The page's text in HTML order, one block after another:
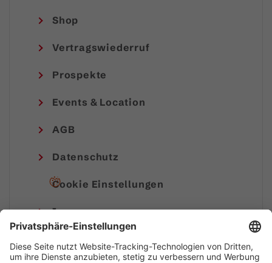
Shop
Vertragswiederruf
Prospekte
Events & Location
AGB
Datenschutz
Cookie Einstellungen
Impressum